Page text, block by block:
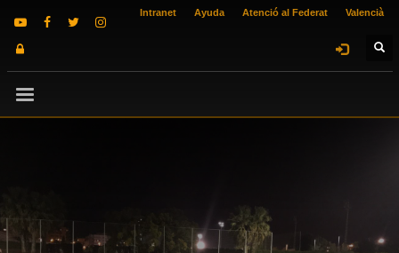
Intranet Ayuda Atenció al Federat Valencià